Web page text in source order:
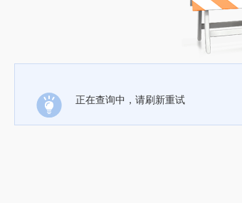
正在查询中，请刷新重试